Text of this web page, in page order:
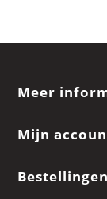
Meer
Mijn
Bestellingen